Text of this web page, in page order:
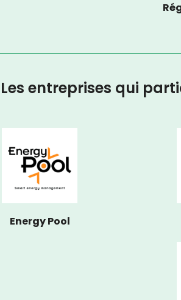
Les entreprises qui
Energy Pool